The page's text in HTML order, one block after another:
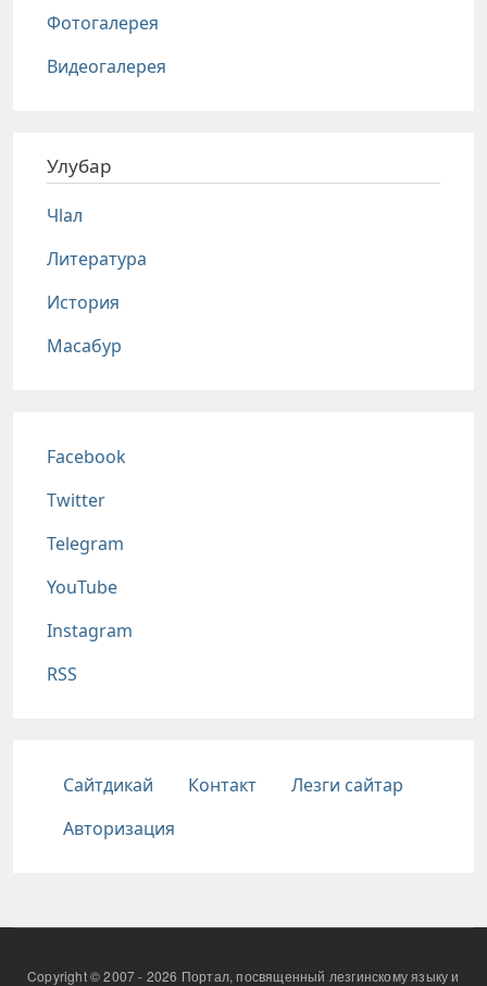
Фотогалерея
Видеогалерея
Улубар
Чlал
Литература
История
Масабур
Соц сети
Facebook
Twitter
Telegram
YouTube
Instagram
RSS
Подвал
Сайтдикай Контакт
Лезги сайтар
Авторизация
Copyright © 2007 - 2026 Портал, посвященный лезгинскому языку и